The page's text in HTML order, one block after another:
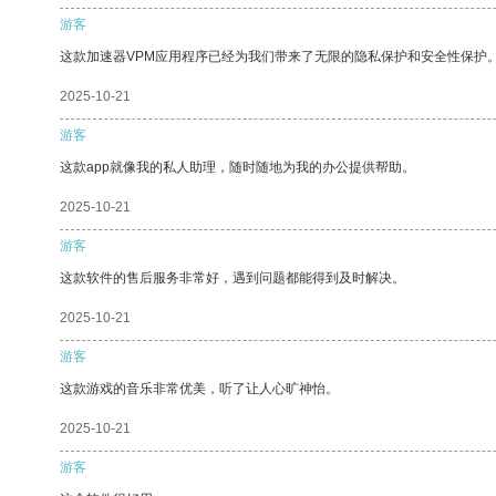
游客
这款加速器VPM应用程序已经为我们带来了无限的隐私保护和安全性保护
2025-10-21
游客
这款app就像我的私人助理，随时随地为我的办公提供帮助。
2025-10-21
游客
这款软件的售后服务非常好，遇到问题都能得到及时解决。
2025-10-21
游客
这款游戏的音乐非常优美，听了让人心旷神怡。
2025-10-21
游客